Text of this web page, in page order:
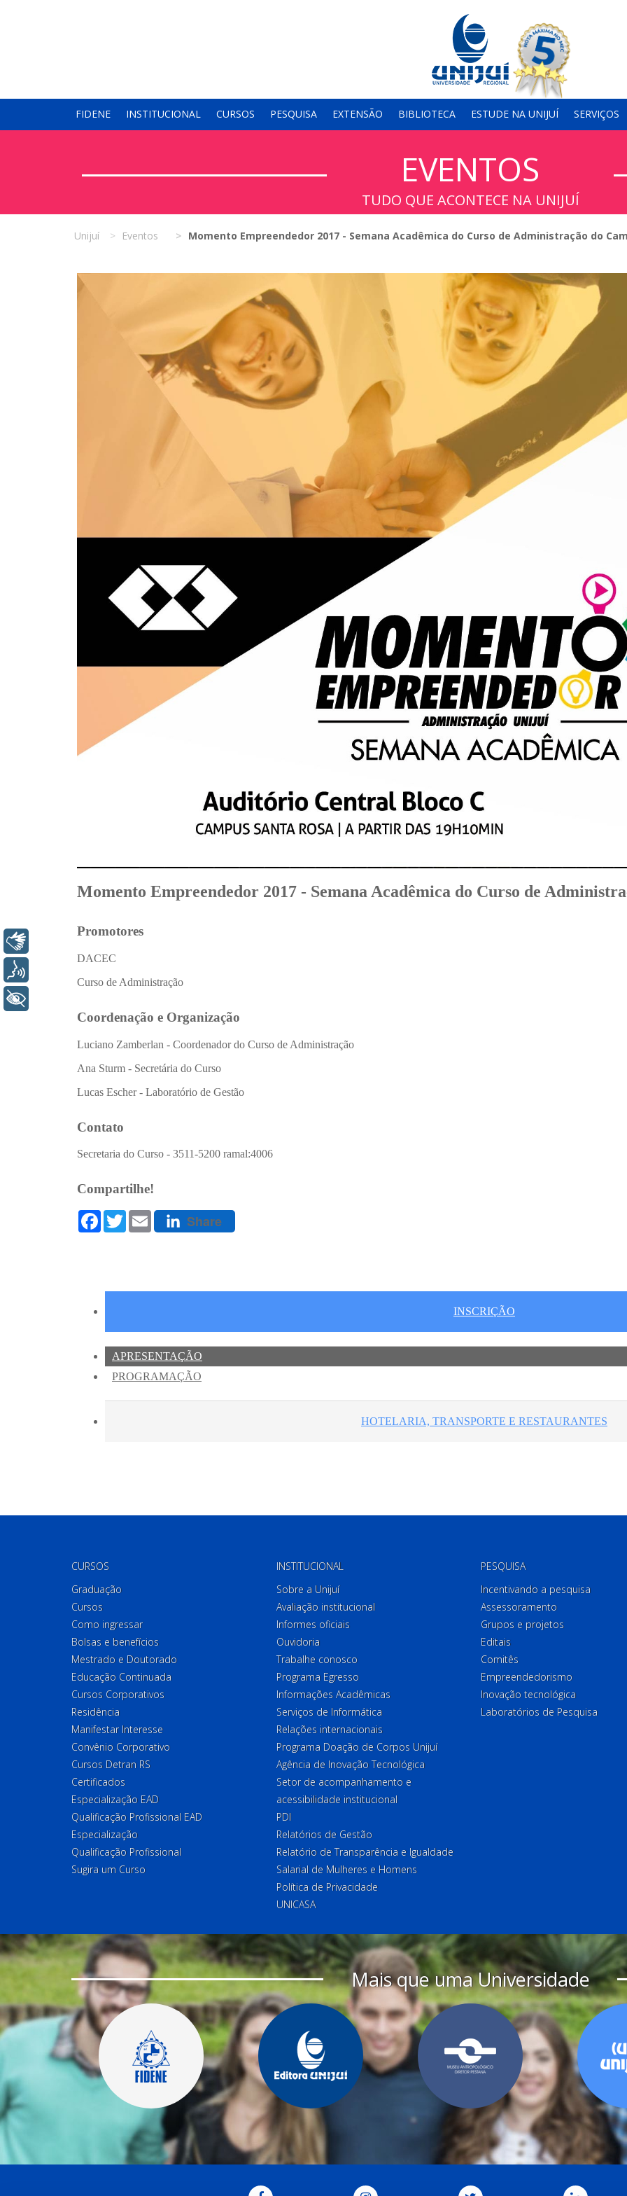
FIDENE INSTITUCIONAL CURSOS PESQUISA EXTENSÃO BIBLIOTECA ESTUDE NA UNIJUÍ SERVIÇOS
EVENTOS
TUDO QUE ACONTECE NA UNIJUÍ
Unijuí Eventos Momento Empreendedor 2017 - Semana Acadêmica do Curso de Administração do
CURSOS
Graduação
Cursos
Como ingressar
Bolsas e benefícios
Mestrado e Doutorado
Educação Continuada
Cursos Corporativos
Residência
Manifestar Interesse
Convênio Corporativo
Cursos Detran RS
Certificados
Especialização EAD
Qualificação Profissional EAD
Especialização
Qualificação Profissional
Sugira um Curso
INSTITUCIONAL
Sobre a Unijuí
Avaliação institucional
Informes oficiais
Ouvidoria
Trabalhe conosco
Programa Egresso
Informações Acadêmicas
Serviços de Informática
Relações internacionais
Programa Doação de Corpos Unijuí
Agência de Inovação Tecnológica
Setor de acompanhamento e
acessibilidade institucional
PDI
Relatórios de Gestão
Relatório de Transparência e Igualdade
Salarial de Mulheres e Homens
Política de Privacidade
UNICASA
PESQUISA
Incentivando a pesquisa
Assessoramento
Grupos e projetos
Editais
Comitês
Empreendedorismo
Inovação tecnológica
Laboratórios de Pesquisa
Mais que uma Universidade